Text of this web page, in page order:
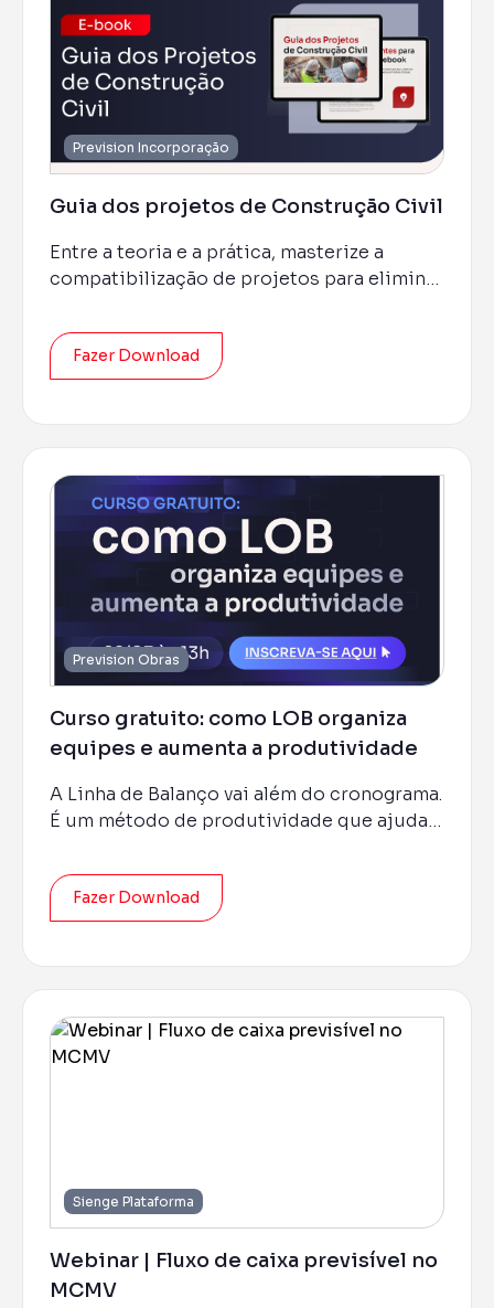
Prevision Incorporação
Guia dos projetos de Construção Civil
Entre a teoria e a prática, masterize a
compatibilização de projetos para eliminar
eficientes e práticas.
Fazer Download
Prevision Obras
Curso gratuito: como LOB organiza
equipes e aumenta a produtividade
A Linha de Balanço vai além do cronograma.
É um método de produtividade que ajuda a
Fazer Download
Sienge Plataforma
Webinar | Fluxo de caixa previsível no
MCMV